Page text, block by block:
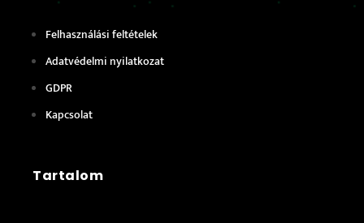
Felhasználási feltételek
Adatvédelmi nyilatkozat
GDPR
Kapcsolat
Tartalom